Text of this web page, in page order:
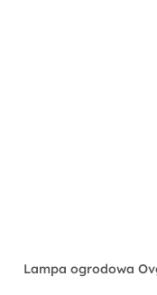
Lampa ogrodowa